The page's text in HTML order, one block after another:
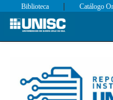
Skip
Biblioteca | Catálogo